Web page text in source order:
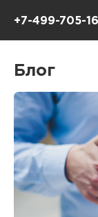
+7-499-705-
Блог